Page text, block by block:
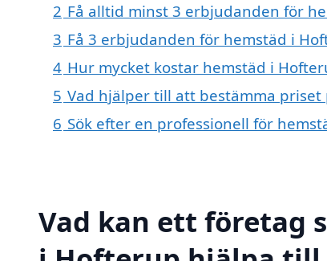
2 Få alltid minst 3 erbjudanden för
3 Få 3 erbjudanden för hemstäd i
4 Hur mycket kostar hemstäd i
5 Vad hjälper till att bestämma priset
6 Sök efter en professionell för
Vad kan ett företag